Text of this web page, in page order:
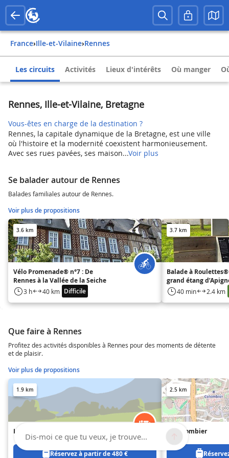
France› Ille-et-Vilaine› Rennes
Les circuits Activités Lieux d'intérêts Où manger
Rennes, Ille-et-Vilaine, Bretagne
Vous-êtes en charge de la destination ?
Rennes, la capitale dynamique de la Bretagne, est une ville
où l'histoire et la modernité coexistent harmonieusement.
Avec ses rues pavées, ses maison...Voir plus
Se balader autour de Rennes
Balades familiales autour de Rennes.
Voir plus de propositions
3.6 km
Vélo Promenade® n°7 : De
Rennes à la Vallée de la Seiche
3 h 40 km Difficile
3.7 km
Balade à
grand étang
40 min 2.4 km
Que faire à Rennes
Profitez des activités disponibles à Rennes pour des moments de détente
et de plaisir.
Voir plus de propositions
1.9 km
L'Escale rennaise
Réservez à partir de 480 €
2.5 km
Le Colombier
Dis-moi ce que tu veux, je trouve...